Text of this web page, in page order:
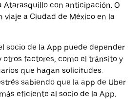
Atarasquillo con anticipación. O
viaje a Ciudad de México en la
socio de la App puede depender
otros factores, como el tránsito y
que hagan solicitudes.
sabiendo que la app de Uber
eficiente al socio de la App.